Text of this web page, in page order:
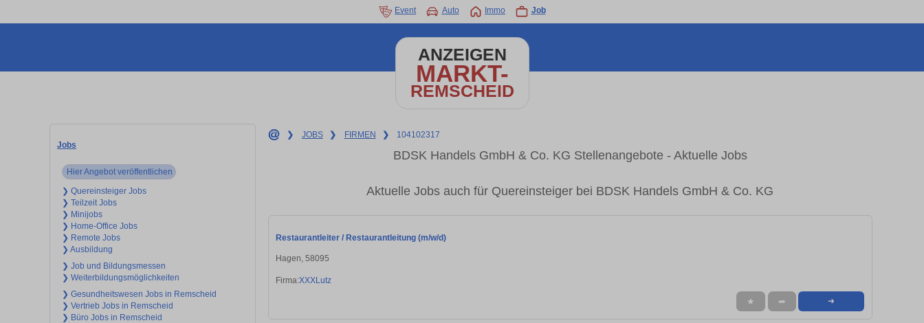
Event Auto Immo Job
ANZEIGEN
MARKT-
REMSCHEID
Jobs
Hier Angebot veröffentlichen
❯ Quereinsteiger Jobs
❯ Teilzeit Jobs
❯ Minijobs
❯ Home-Office Jobs
❯ Remote Jobs
❯ Ausbildung
❯ Job und Bildungsmessen
❯ Weiterbildungsmöglichkeiten
❯ Gesundheitswesen Jobs in Remscheid
❯ Vertrieb Jobs in Remscheid
❯ Büro Jobs in Remscheid
❯ JOBS ❯ FIRMEN ❯ 104102317
BDSK Handels GmbH & Co. KG Stellenangebote - Aktuelle Jobs
Aktuelle Jobs auch für Quereinsteiger bei BDSK Handels GmbH & Co. KG
Restaurantleiter / Restaurantleitung (m/w/d)
Hagen, 58095
Firma:XXXLutz
★ ➦ ➜